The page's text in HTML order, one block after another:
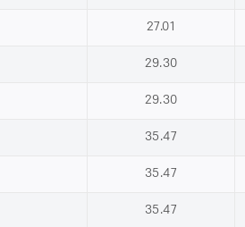
27.01
29.30
29.30
35.47
35.47
35.47